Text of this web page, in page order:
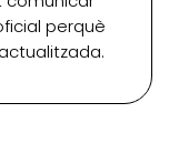
perquè